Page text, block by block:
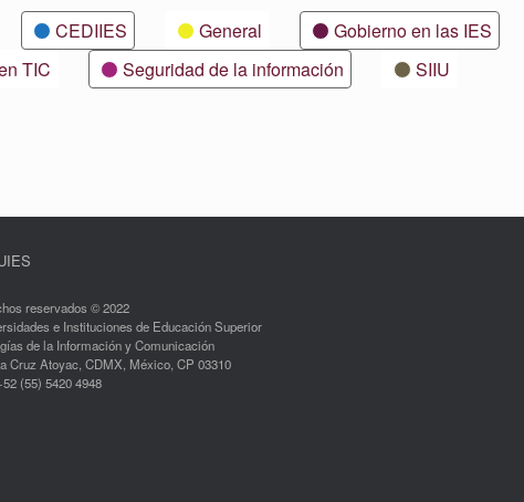
CEDIIES General Gobierno en las IES
TIC Seguridad de la información
SIIU
reservados © 2022
e Instituciones de Educación Superior
de la Información y Comunicación
Cruz Atoyac, CDMX, México, CP 03310
(55) 5420 4948